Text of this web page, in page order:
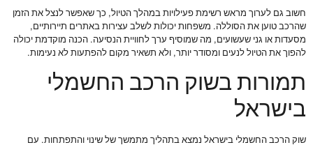
חשוב גם לערוך מראש רשימת פעילויות במהלך הטיול, כך שאפשר לנצל את הזמן
שהרכב טוען את הסוללה. משפחות יכולות לשלב עצירות באתרים תיירותיים,
מסעדות או גני שעשועים, מה שמוסיף ערך לחוויית הנסיעה. הכנה מוקדמת יכולה
להפוך את הטיול לנעים ומסודר יותר, ולא תשאיר מקום להפתעות לא נעימות.
תמורות בשוק הרכב החשמלי
בישראל
שוק הרכב החשמלי בישראל נמצא בתהליך מתמשך של שינוי והתפתחות. עם